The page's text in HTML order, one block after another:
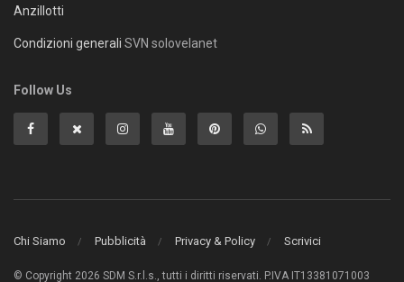
Anzillotti
Condizioni generali SVN solovelanet
Follow Us
Chi Siamo Pubblicità Privacy & Policy Scrivici
© Copyright 2026 SDM S.r.l.s., tutti i diritti riservati. P.IVA IT13381071003